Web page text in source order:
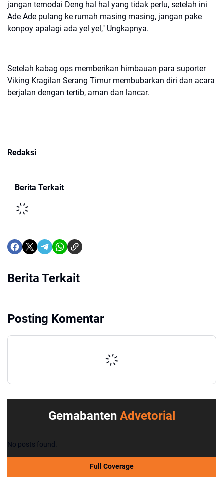
jangan ternodai Deng hal hal yang tidak perlu, setelah ini
Ade Ade pulang ke rumah masing masing, jangan pake
konpoy apalagi ada yel yel," Ungkapnya.
Setelah kabag ops memberikan himbauan para suporter
Viking Kragilan Serang Timur membubarkan diri dan acara
berjalan dengan tertib, aman dan lancar.
Redaksi
Berita Terkait
Berita Terkait
Posting Komentar
Gemabanten Advetorial
No posts found.
Full Coverage